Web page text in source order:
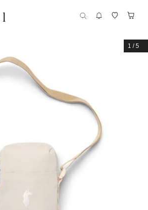
1 /5